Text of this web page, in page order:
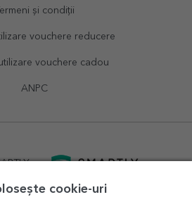
și condiții
vouchere reducere
vouchere cadou
ANPC
cookie-uri